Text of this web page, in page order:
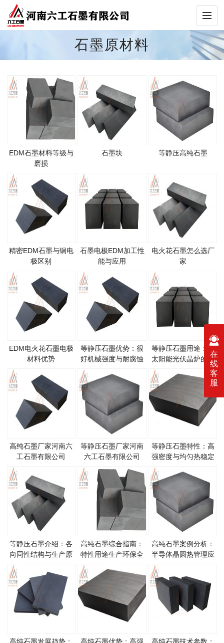
石墨原材料
EDM石墨材料等级与
磨损
石墨块 等静压高纯石墨
精密EDM石墨与铜电
极区别
石墨电极EDM加工性
能与应用
电火花石墨怎么选厂
家
EDM电火花石墨电极
材料优势
等静压石墨优势：很
好机械强度与耐腐蚀
等静压石墨用途：在
太阳能光伏晶炉的应
高纯石墨厂家河南六
工石墨有限公司
等静压石墨厂家河南
六工石墨有限公司
等静压石墨特性：高
强密度与均匀热稳定
等静压石墨介绍：各
向同性结构与生产原
高纯石墨综合指南：
特性用途生产环保全
高纯石墨案例分析：
半导体晶圆热管理应
在
线
客
服